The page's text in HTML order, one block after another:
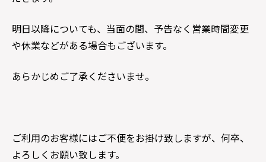
明日以降についても、当面の間、予告なく営業時間変更
や休業などがある場合もございます。
あらかじめご了承くださいませ。
ご利用のお客様にはご不便をお掛け致しますが、何卒、
よろしくお願い致します。